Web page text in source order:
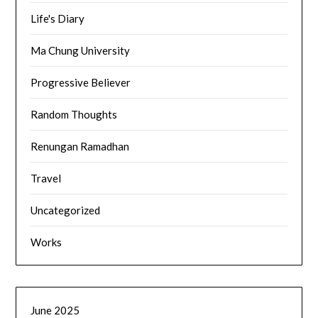
Life's Diary
Ma Chung University
Progressive Believer
Random Thoughts
Renungan Ramadhan
Travel
Uncategorized
Works
June 2025